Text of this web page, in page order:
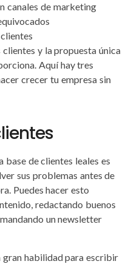
canales de marketing
y la propuesta única
Aquí hay tres
crecer tu empresa sin
base de clientes leales es
sus problemas antes de
Puedes hacer esto
redactando buenos
un newsletter
gran habilidad para escribir